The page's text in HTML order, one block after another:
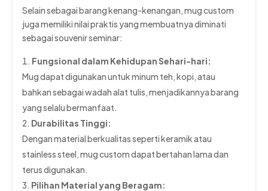
Selain sebagai barang kenang-kenangan, mug custom
juga memiliki nilai praktis yang membuatnya diminati
sebagai souvenir seminar:
Fungsional dalam Kehidupan Sehari-hari:
Mug dapat digunakan untuk minum teh, kopi, atau
bahkan sebagai wadah alat tulis, menjadikannya barang
yang selalu bermanfaat.
Durabilitas Tinggi:
Dengan material berkualitas seperti keramik atau
stainless steel, mug custom dapat bertahan lama dan
terus digunakan.
Pilihan Material yang Beragam: